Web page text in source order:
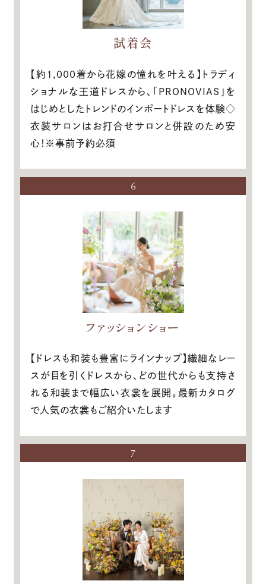
試着会
【約1,000着から花嫁の憧れを叶える】トラディ
ショナルな王道ドレスから、「PRONOVIAS」を
はじめとしたトレンドのインポートドレスを体験◇
衣装サロンはお打合せサロンと併設のため安
心！※事前予約必須
6
ファッションショー
【ドレスも和装も豊富にラインナップ】繊細なレー
スが目を引くドレスから、どの世代からも支持さ
れる和装まで幅広い衣裳を展開。最新カタログ
で人気の衣裳もご紹介いたします
7